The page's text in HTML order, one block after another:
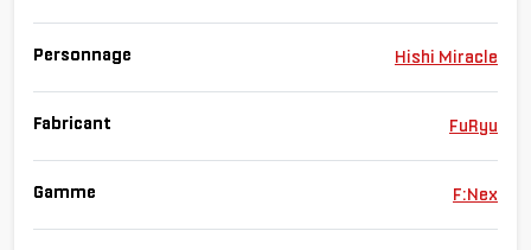
Personnage Hishi Miracle
Fabricant FuRyu
Gamme F:Nex